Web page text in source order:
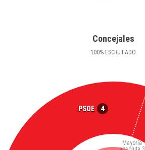
Concejales
100% ESCRUTADO
PSOE 4
Mayoría